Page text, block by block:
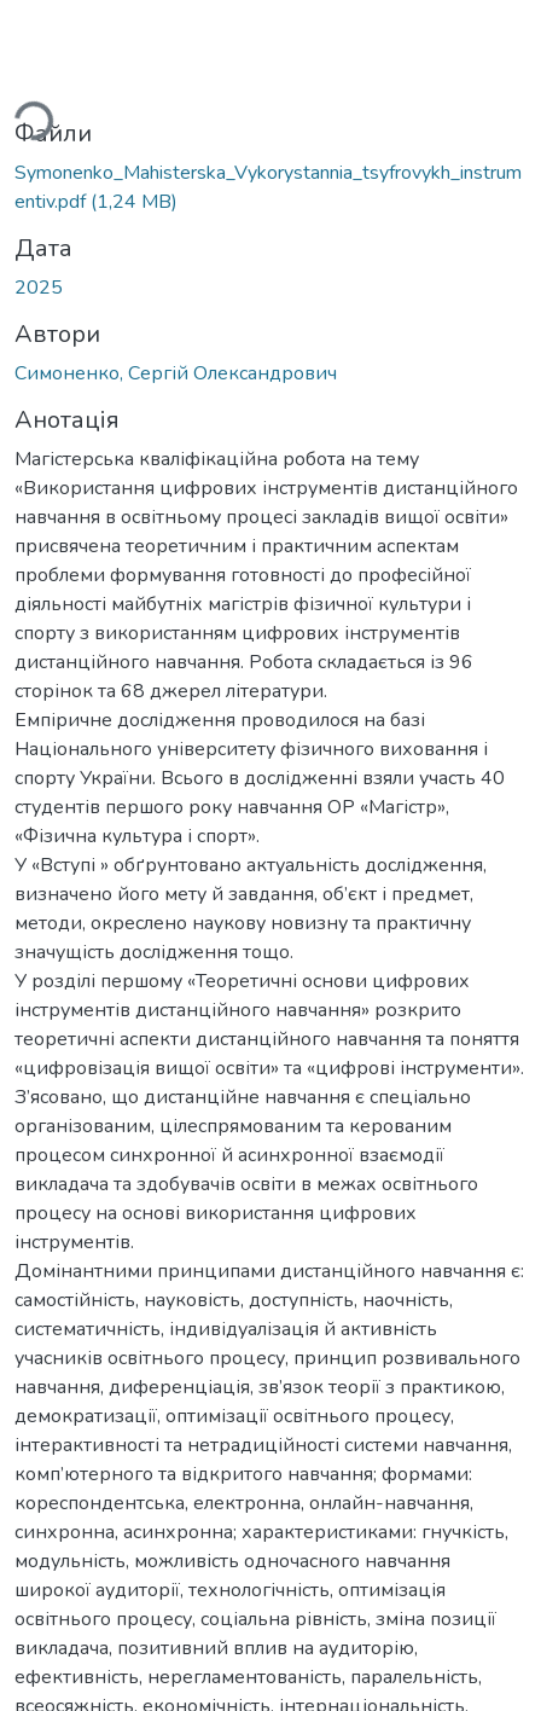
Вантажиться...
Файли
Symonenko_Mahisterska_Vykorystannia_tsyfrovykh_instrum
entiv.pdf(1,24 MB)
Дата
2025
Автори
Симоненко, Сергій Олександрович
Анотація
Магістерська кваліфікаційна робота на тему
«Використання цифрових інструментів дистанційного
навчання в освітньому процесі закладів вищої освіти»
присвячена теоретичним і практичним аспектам
проблеми формування готовності до професійної
діяльності майбутніх магістрів фізичної культури і
спорту з використанням цифрових інструментів
дистанційного навчання. Робота складається із 96
сторінок та 68 джерел літератури.
Емпіричне дослідження проводилося на базі
Національного університету фізичного виховання і
спорту України. Всього в дослідженні взяли участь 40
студентів першого року навчання ОР «Магістр»,
«Фізична культура і спорт».
У «Вступі » обґрунтовано актуальність дослідження,
визначено його мету й завдання, об’єкт і предмет,
методи, окреслено наукову новизну та практичну
значущість дослідження тощо.
У розділі першому «Теоретичні основи цифрових
інструментів дистанційного навчання» розкрито
теоретичні аспекти дистанційного навчання та поняття
«цифровізація вищої освіти» та «цифрові інструменти».
З’ясовано, що дистанційне навчання є спеціально
організованим, цілеспрямованим та керованим
процесом синхронної й асинхронної взаємодії
викладача та здобувачів освіти в межах освітнього
процесу на основі використання цифрових
інструментів.
Домінантними принципами дистанційного навчання є:
самостійність, науковість, доступність, наочність,
систематичність, індивідуалізація й активність
учасників освітнього процесу, принцип розвивального
навчання, диференціація, зв’язок теорії з практикою,
демократизації, оптимізації освітнього процесу,
інтерактивності та нетрадиційності системи навчання,
комп’ютерного та відкритого навчання; формами:
кореспондентська, електронна, онлайн-навчання,
синхронна, асинхронна; характеристиками: гнучкість,
модульність, можливість одночасного навчання
широкої аудиторії, технологічність, оптимізація
освітнього процесу, соціальна рівність, зміна позиції
викладача, позитивний вплив на аудиторію,
ефективність, нерегламентованість, паралельність,